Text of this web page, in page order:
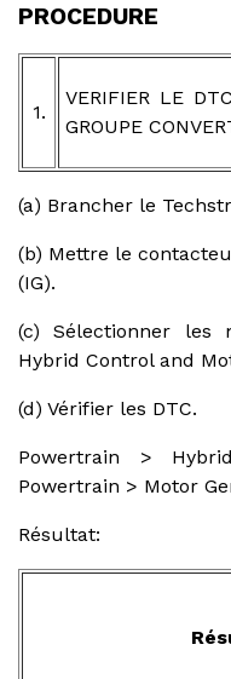
PROCEDURE
1.
VERIFIER LE
GROUPE
(a) Brancher le
(b) Mettre le
(IG).
(c) Sélectionner les
Hybrid Control and
(d) Vérifier les DTC.
Powertrain >
Powertrain > Motor
Résultat: